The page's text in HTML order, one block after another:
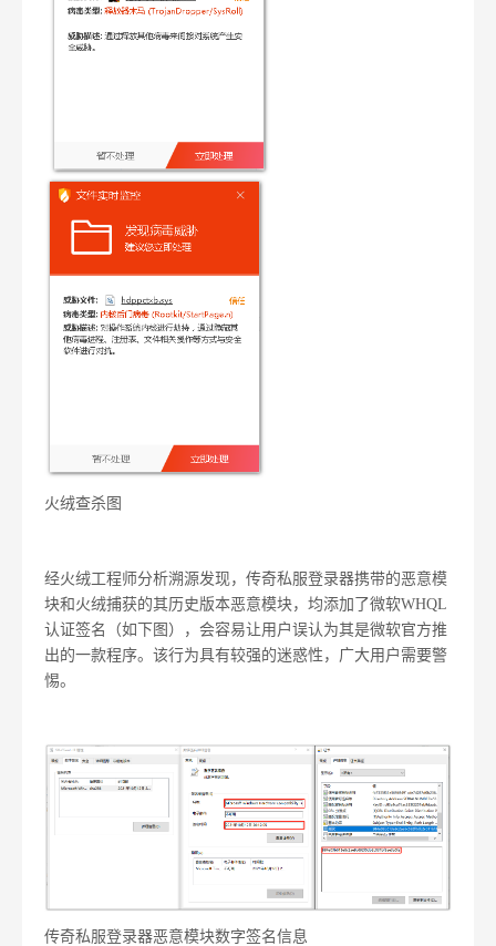
火绒查杀图
经火绒工程师分析溯源发现，传奇私服登录器携带的恶意模
块和火绒捕获的其历史版本恶意模块，均添加了微软WHQL
认证签名（如下图），会容易让用户误认为其是微软官方推
出的一款程序。该行为具有较强的迷惑性，广大用户需要警
惕。
传奇私服登录器恶意模块数字签名信息